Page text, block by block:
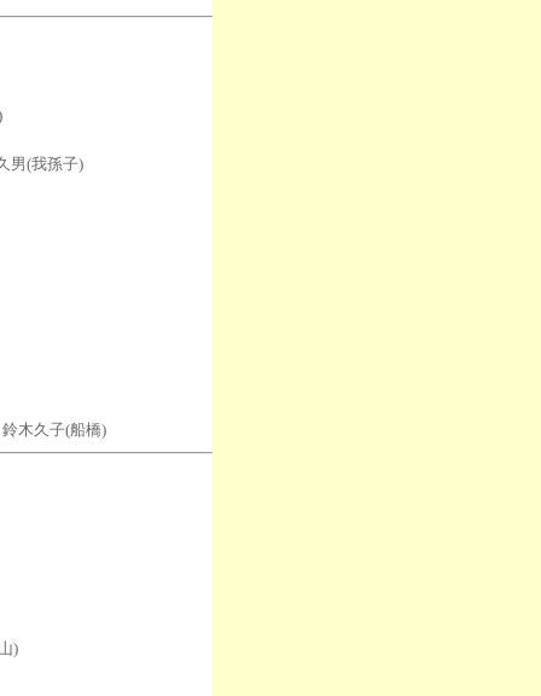
(我孫子)
久子(船橋)
)